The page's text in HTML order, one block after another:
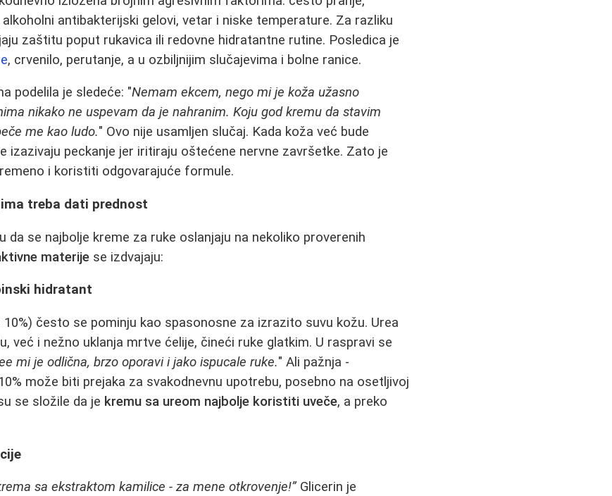
antibakterijski gelovi, vetar i niske temperature. Za razliku
zaštitu poput rukavica ili redovne hidratantne rutine. Posledica je
, crvenilo, perutanje, a u ozbiljnijim slučajevima i bolne ranice.
podelila je sledeće: "Nemam ekcem, nego mi je koža užasno
nikako ne uspevam da je nahranim. Koju god kremu da stavim
me kao ludo." Ovo nije usamljen slučaj. Kada koža već bude
izazivaju peckanje jer iritiraju oštećene nervne završetke. Zato je
i koristiti odgovarajuće formule.
treba dati prednost
da se najbolje kreme za ruke oslanjaju na nekoliko proverenih
materije se izdvajaju:
hidratant
10%) često se pominju kao spasonosne za izrazito suvu kožu. Urea
već i nežno uklanja mrtve ćelije, čineći ruke glatkim. U raspravi se
mi je odlična, brzo oporavi i jako ispucale ruke." Ali pažnja -
može biti prejaka za svakodnevnu upotrebu, posebno na osetljivoj
se složile da je kremu sa ureom najbolje koristiti uveče, a preko
sa ekstraktom kamilice - za mene otkrovenje!”Glicerin je